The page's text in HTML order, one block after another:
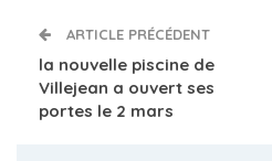
ARTICLE PRÉCÉDENT
la nouvelle piscine de
Villejean a ouvert ses
portes le 2 mars